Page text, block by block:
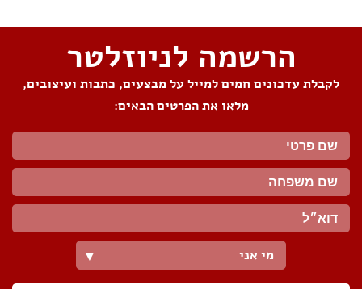
הרשמה לניוזלטר
לקבלת עדכונים חמים למייל על מבצעים, כתבות ועיצובים,
מלאו את הפרטים הבאים:
מי אני ▼